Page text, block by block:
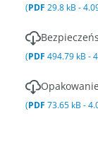
(PDF 29.8 kB -
(PDF 494.79 kB -
Opakowanie
(PDF 73.65 kB -